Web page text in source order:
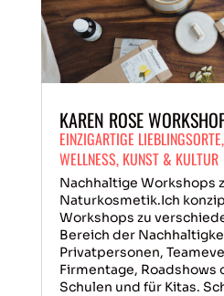
KAREN ROSE
EINZIGARTIGE LIEBLINGSORTE,
WELLNESS, KUNST & KULTUR
Nachhaltige Workshops
Naturkosmetik.Ich
Workshops zu
Bereich der
Privatpersonen,
Firmentage, Roadshows
Schulen und für Kitas.